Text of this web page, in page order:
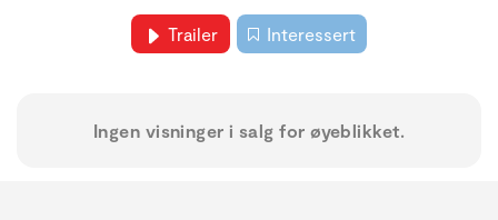
Trailer Interessert
Ingen visninger i salg for øyeblikket.